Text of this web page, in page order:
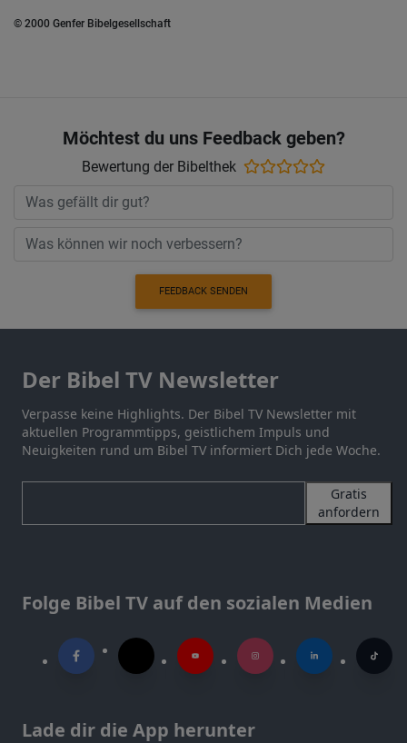
© 2000 Genfer Bibelgesellschaft
Möchtest du uns Feedback geben?
Bewertung der Bibelthek
FEEDBACK SENDEN
Der Bibel TV Newsletter
Verpasse keine Highlights. Der Bibel TV Newsletter mit
aktuellen Programmtipps, geistlichem Impuls und
Neuigkeiten rund um Bibel TV informiert Dich jede Woche.
Gratis
anfordern
Folge Bibel TV auf den sozialen Medien
Lade dir die App herunter